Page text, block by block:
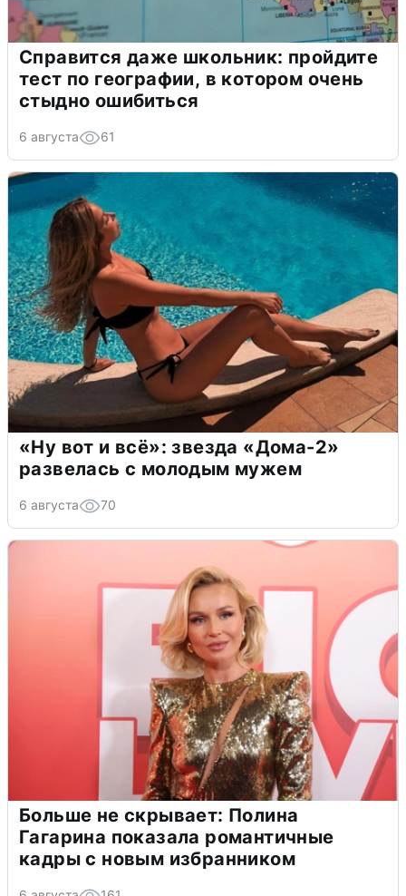
Справится даже школьник: пройдите
тест по географии, в котором очень
стыдно ошибиться
6 августа 61
«Ну вот и всё»: звезда «Дома-2»
развелась с молодым мужем
6 августа 70
Больше не скрывает: Полина
Гагарина показала романтичные
кадры с новым избранником